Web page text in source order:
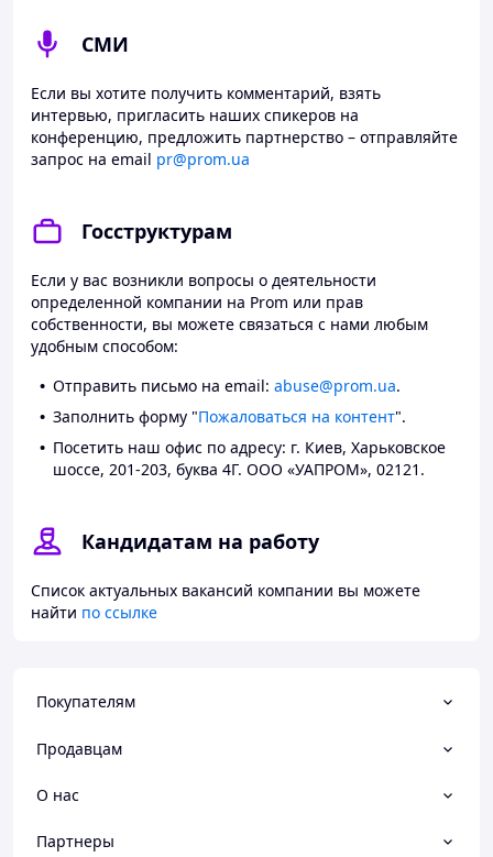
СМИ
Если вы хотите получить комментарий, взять
интервью, пригласить наших спикеров на
конференцию, предложить партнерство – отправляйте
запрос на email pr@prom.ua
Госструктурам
Если у вас возникли вопросы о деятельности
определенной компании на Prom или прав
собственности, вы можете связаться с нами любым
удобным способом:
Отправить письмо на email: abuse@prom.ua.
Заполнить форму "Пожаловаться на контент".
Посетить наш офис по адресу: г. Киев, Харьковское
шоссе, 201-203, буква 4Г. ООО «УАПРОМ», 02121.
Кандидатам на работу
Список актуальных вакансий компании вы можете
найти по ссылке
Покупателям
Продавцам
О нас
Партнеры